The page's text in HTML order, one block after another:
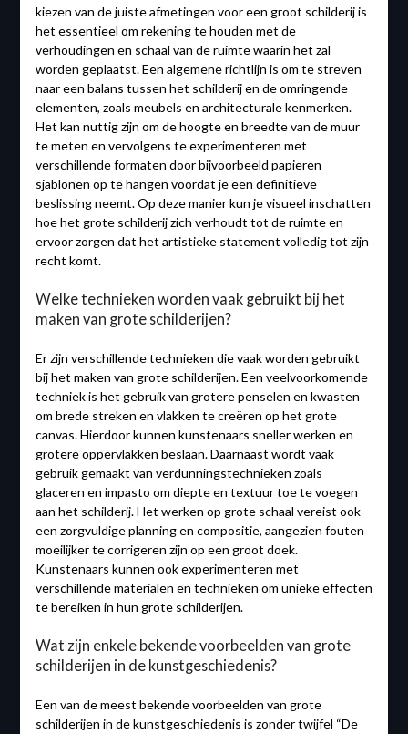
kiezen van de juiste afmetingen voor een groot schilderij is
het essentieel om rekening te houden met de
verhoudingen en schaal van de ruimte waarin het zal
worden geplaatst. Een algemene richtlijn is om te streven
naar een balans tussen het schilderij en de omringende
elementen, zoals meubels en architecturale kenmerken.
Het kan nuttig zijn om de hoogte en breedte van de muur
te meten en vervolgens te experimenteren met
verschillende formaten door bijvoorbeeld papieren
sjablonen op te hangen voordat je een definitieve
beslissing neemt. Op deze manier kun je visueel inschatten
hoe het grote schilderij zich verhoudt tot de ruimte en
ervoor zorgen dat het artistieke statement volledig tot zijn
recht komt.
Welke technieken worden vaak gebruikt bij het
maken van grote schilderijen?
Er zijn verschillende technieken die vaak worden gebruikt
bij het maken van grote schilderijen. Een veelvoorkomende
techniek is het gebruik van grotere penselen en kwasten
om brede streken en vlakken te creëren op het grote
canvas. Hierdoor kunnen kunstenaars sneller werken en
grotere oppervlakken beslaan. Daarnaast wordt vaak
gebruik gemaakt van verdunningstechnieken zoals
glaceren en impasto om diepte en textuur toe te voegen
aan het schilderij. Het werken op grote schaal vereist ook
een zorgvuldige planning en compositie, aangezien fouten
moeilijker te corrigeren zijn op een groot doek.
Kunstenaars kunnen ook experimenteren met
verschillende materialen en technieken om unieke effecten
te bereiken in hun grote schilderijen.
Wat zijn enkele bekende voorbeelden van grote
schilderijen in de kunstgeschiedenis?
Een van de meest bekende voorbeelden van grote
schilderijen in de kunstgeschiedenis is zonder twijfel “De